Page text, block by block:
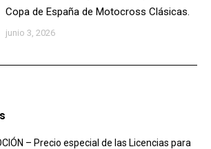
Copa de España de Motocross Clásicas.
junio 3, 2026
– Precio especial de las Licencias para